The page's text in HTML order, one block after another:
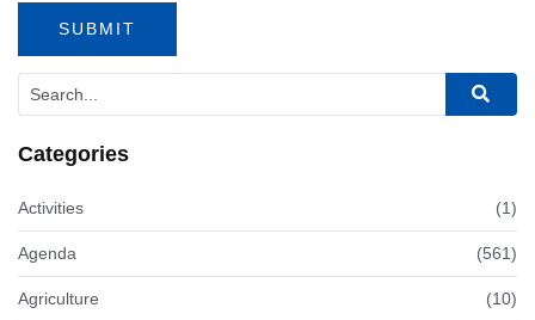
Categories
Activities (1)
Agenda (561)
Agriculture (10)